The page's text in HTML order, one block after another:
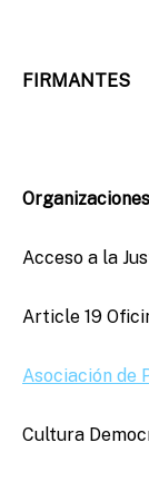
FIRMANTES
Acceso a la
Article 19
Asociación de
Cultura